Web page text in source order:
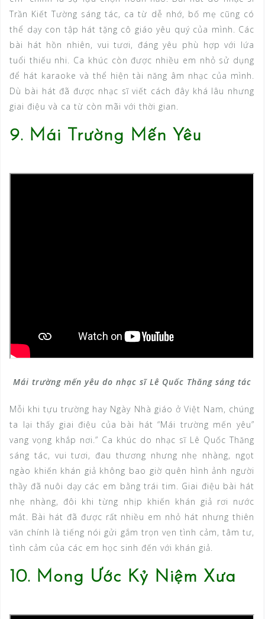
Trần Kiết Tường sáng tác, ca từ dễ nhớ, bố mẹ cũng có
thể dạy con tập hát tặng cô giáo yêu quý của mình. Các
bài hát hồn nhiên, vui tươi, đáng yêu phù hợp với lứa
tuổi thiếu nhi. Ca khúc còn được nhiều em nhỏ sử dụng
để hát karaoke và thể hiện tài năng âm nhạc của mình.
Dù bài hát đã được nhạc sĩ viết cách đây khá lâu nhưng
giai điệu và ca từ còn mãi với thời gian.
9. Mái Trường Mến Yêu
Mái trường mến yêu do nhạc sĩ Lê Quốc Thăng sáng tác
Mỗi khi tựu trường hay Ngày Nhà giáo ở Việt Nam, chúng
ta lại thấy giai điệu của bài hát “Mái trường mến yêu”
vang vọng khắp nơi.” Ca khúc do nhạc sĩ Lê Quốc Thăng
sáng tác, vui tươi, đau thương nhưng nhẹ nhàng, ngọt
ngào khiến khán giả không bao giờ quên hình ảnh người
thầy đã nuôi dạy các em bằng trái tim. Giai điệu bài hát
nhẹ nhàng, đôi khi từng nhịp khiến khán giả rơi nước
mắt. Bài hát đã được rất nhiều em nhỏ hát nhưng thiên
văn chính là tiếng nói gửi gắm trọn vẹn tình cảm, tâm tư,
tình cảm của các em học sinh đến với khán giả.
10. Mong Ước Kỷ Niệm Xưa